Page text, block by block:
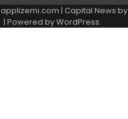
applizemi.com | Capital News by
| Powered byWordPress.